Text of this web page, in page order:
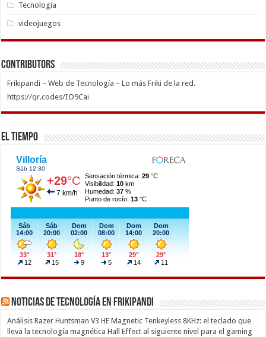
Tecnología
videojuegos
Contributors
Frikipandi – Web de Tecnología – Lo más Friki de la red.
https://qr.codes/IO9Cai
El Tiempo
Noticias de Tecnología en Frikipandi
Análisis Razer Huntsman V3 HE Magnetic Tenkeyless 8KHz: el teclado que
lleva la tecnología magnética Hall Effect al siguiente nivel para el gaming